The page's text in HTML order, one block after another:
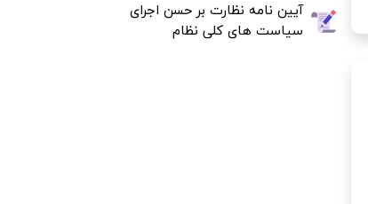
آیین نامه نظارت بر حسن اجرای
سیاست های کلی نظام